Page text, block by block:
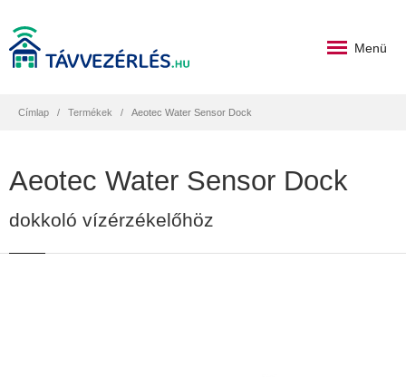
Menü
Címlap Termékek Aeotec Water Sensor Dock
Aeotec Water Sensor Dock
dokkoló vízérzékelőhöz